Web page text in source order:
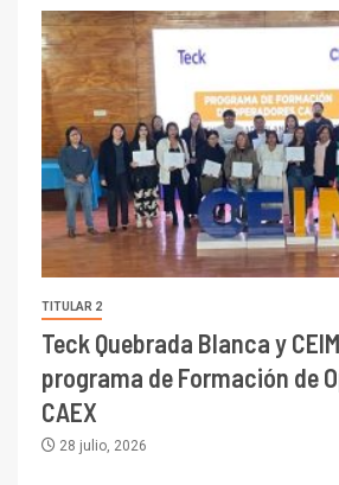
TITULAR 2
Teck Quebrada Blanca y
programa de Formación de
CAEX
28 julio, 2026